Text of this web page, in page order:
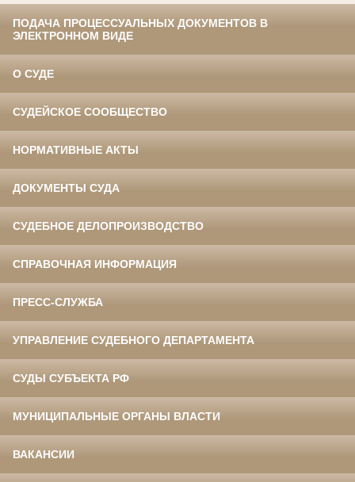
ПОДАЧА ПРОЦЕССУАЛЬНЫХ ДОКУМЕНТОВ В
ЭЛЕКТРОННОМ ВИДЕ
О СУДЕ
СУДЕЙСКОЕ СООБЩЕСТВО
НОРМАТИВНЫЕ АКТЫ
ДОКУМЕНТЫ СУДА
СУДЕБНОЕ ДЕЛОПРОИЗВОДСТВО
СПРАВОЧНАЯ ИНФОРМАЦИЯ
ПРЕСС-СЛУЖБА
УПРАВЛЕНИЕ СУДЕБНОГО ДЕПАРТАМЕНТА
СУДЫ СУБЪЕКТА РФ
МУНИЦИПАЛЬНЫЕ ОРГАНЫ ВЛАСТИ
ВАКАНСИИ